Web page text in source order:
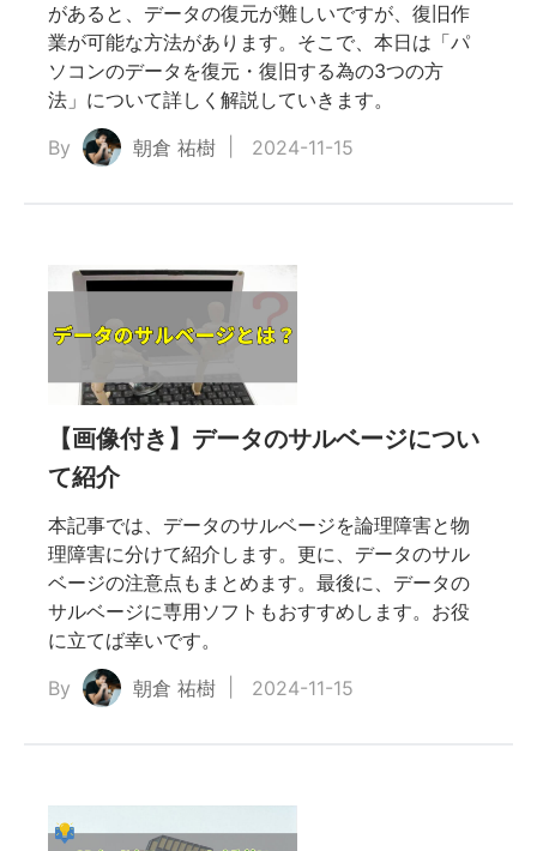
があると、データの復元が難しいですが、復旧作
業が可能な方法があります。そこで、本日は「パ
ソコンのデータを復元・復旧する為の3つの方
法」について詳しく解説していきます。
By
朝倉 祐樹 2024-11-15
【画像付き】データのサルベージについ
て紹介
本記事では、データのサルベージを論理障害と物
理障害に分けて紹介します。更に、データのサル
ベージの注意点もまとめます。最後に、データの
サルベージに専用ソフトもおすすめします。お役
に立てば幸いです。
By
朝倉 祐樹 2024-11-15